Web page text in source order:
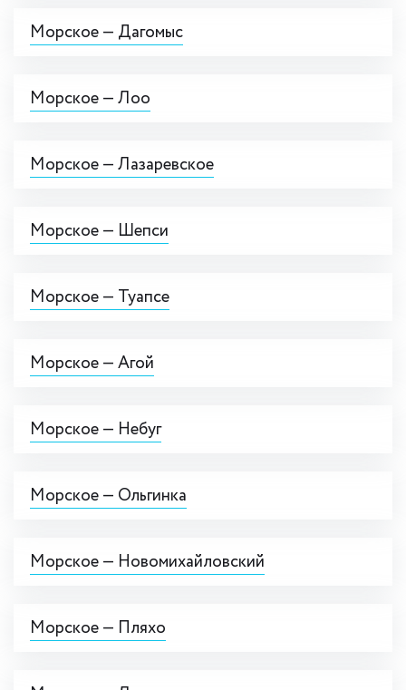
Морское — Дагомыс
Морское — Лоо
Морское — Лазаревское
Морское — Шепси
Морское — Туапсе
Морское — Агой
Морское — Небуг
Морское — Ольгинка
Морское — Новомихайловский
Морское — Пляхо